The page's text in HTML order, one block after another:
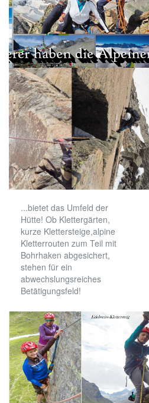
...bietet das Umfeld der
Hütte! Ob Klettergärten,
kurze Klettersteige,alpine
Kletterrouten zum Teil mit
Bohrhaken abgesichert,
stehen für ein
abwechslungsreiches
Betätigungsfeld!